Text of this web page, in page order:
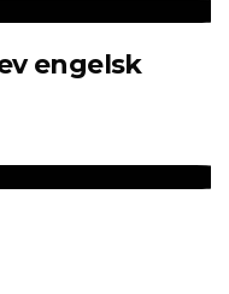
engelsk